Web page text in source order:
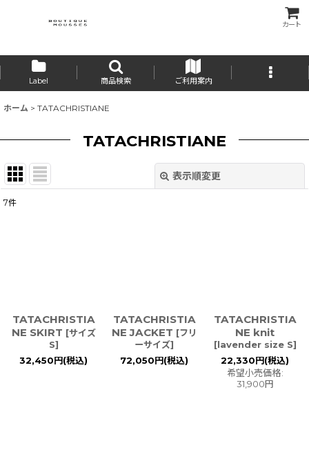
カート
Label 商品検索 ご利用案内
ホーム > TATACHRISTIANE
TATACHRISTIANE
表示順変更
7件
TATACHRISTIA
NE SKIRT [サイズ
S]
32,450円(税込)
TATACHRISTIA
NE JACKET [フリ
ーサイズ]
72,050円(税込)
TATACHRISTIA
NE knit
[lavender size S]
22,330円(税込)
希望小売価格:
31,900円